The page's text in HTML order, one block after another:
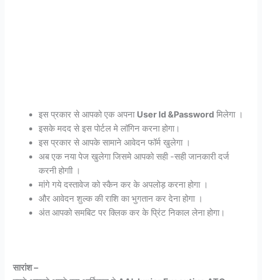
इस प्रकार से आपको एक अपना User Id &Password मिलेगा ।
इसके मदद से इस पोर्टल मे लॉगिन करना होगा।
इस प्रकार से आपके सामाने आवेदन फॉर्म खुलेगा ।
अब एक नया पेज खुलेगा जिसमे आपको सही -सही जानकारी दर्ज
करनी होगाी ।
मांगे गये दस्तावेज को स्कैन कर के अपलोड़ करना होगा ।
और आवेदन शुल्क की राशि का भुगतान कर देना होगा ।
अंत आपको समबिट पर क्लिक कर के प्रिंट निकाल लेना होगा।
सारांश –